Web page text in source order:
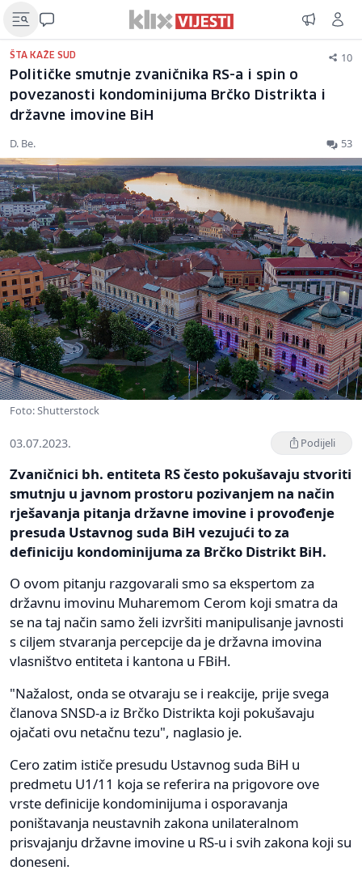
ŠTA KAŽE SUD 10
Političke smutnje zvaničnika RS-a i spin o
povezanosti kondominijuma Brčko Distrikta i
državne imovine BiH
D. Be. 53
Foto: Shutterstock
03.07.2023. Podijeli
Zvaničnici bh. entiteta RS često pokušavaju stvoriti
smutnju u javnom prostoru pozivanjem na način
rješavanja pitanja državne imovine i provođenje
presuda Ustavnog suda BiH vezujući to za
definiciju kondominijuma za Brčko Distrikt BiH.
O ovom pitanju razgovarali smo sa ekspertom za
državnu imovinu Muharemom Cerom koji smatra da
se na taj način samo želi izvršiti manipulisanje javnosti
s ciljem stvaranja percepcije da je državna imovina
vlasništvo entiteta i kantona u FBiH.
"Nažalost, onda se otvaraju se i reakcije, prije svega
članova SNSD-a iz Brčko Distrikta koji pokušavaju
ojačati ovu netačnu tezu", naglasio je.
Cero zatim ističe presudu Ustavnog suda BiH u
predmetu U1/11 koja se referira na prigovore ove
vrste definicije kondominijuma i osporavanja
poništavanja neustavnih zakona unilateralnom
prisvajanju državne imovine u RS-u i svih zakona koji su
doneseni.